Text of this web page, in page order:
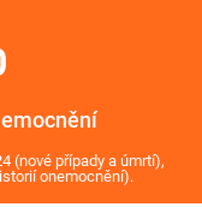
(nové případy a úmrtí),
onemocnění).